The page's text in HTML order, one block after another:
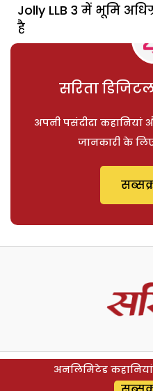
Jolly LLB 3 में भूमि
है
सरिता
अपनी पसंदीदा कहानियां
जानकारी के
अनलिमिटेड